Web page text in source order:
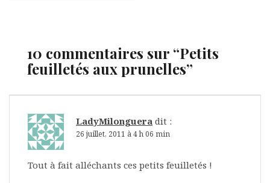
10 commentaires sur “Petits
feuilletés aux prunelles”
LadyMilonguera dit :
26 juillet, 2011 à 4 h 06 min
Tout à fait alléchants ces petits feuilletés !